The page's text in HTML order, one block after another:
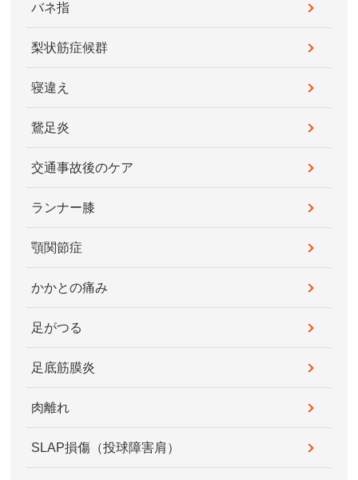
バネ指
梨状筋症候群
寝違え
鵞足炎
交通事故後のケア
ランナー膝
顎関節症
かかとの痛み
足がつる
足底筋膜炎
肉離れ
SLAP損傷（投球障害肩）